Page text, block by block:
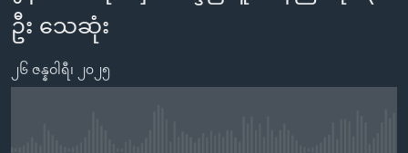
အကြောင်းအရာ
သို့
ကျော်
ကြည့်
အစ္စရေး-ပါလက်စတိုင်း
ရပ်ဝန်းတခု လမ်းတခု အလွန်
အင်္ဂလိပ်စာလေ့လာမယ်
အမေရိကန်သုံးအီဒီယံ
အပတ်စဉ်ကဏ္ဍများ
ဦး သေဆုံး
၂၆ ဇန္နဝါရီ၊ ၂၀၂၅